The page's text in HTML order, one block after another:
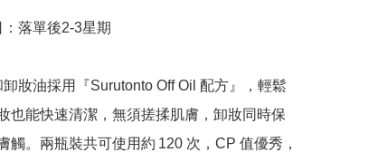
落單後2-3星期
卸妝油採用『Surutonto Off Oil 配方』，輕鬆
也能快速清潔，無須搓揉肌膚，卸妝同時保
觸。兩瓶裝共可使用約 120 次，CP 值優秀，